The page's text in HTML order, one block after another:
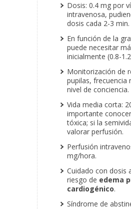
Dosis: 0.4 mg por
intravenosa,
dosis cada 2-3 min.
En función de la
puede necesitar
inicialmente (0.8-
Monitorización de
pupilas, frecuencia
nivel de conciencia.
Vida media corta:
importante
tóxica; si la
valorar perfusión.
Perfusión
mg/hora.
Cuidado con dosis
riesgo de edema
cardiogénico.
Síndrome de